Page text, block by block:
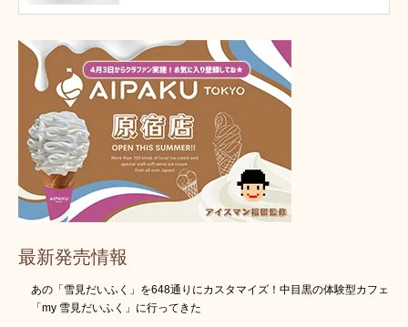
最新発売情報
あの「雪見だいふく」を648通りにカスタマイズ！中目黒の体験型カフェ
「my 雪見だいふく」に行ってきた